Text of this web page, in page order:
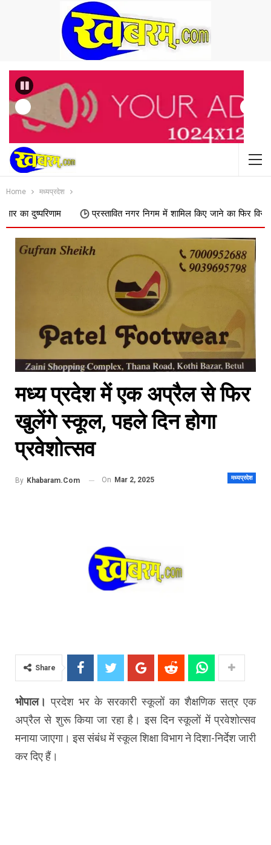
Previous
Home मध्यप्रदेश
प्रस्तावित नगर निगम में शामिल किए जाने का फिर विरोध, डोक्या पाढर
मध्य प्रदेश में एक अप्रैल से फिर
खुलेंगे स्कूल, पहले दिन होगा
प्रवेशोत्सव
मध्यप्रदेश
By Khabaram.Com On Mar 2, 2025
Share
भोपाल। प्रदेश भर के सरकारी स्कूलों का शैक्षणिक सत्र एक
अप्रैल से शुरू किया जा रहा है। इस दिन स्कूलों में प्रवेशोत्सव
मनाया जाएगा। इस संबंध में स्कूल शिक्षा विभाग ने दिशा-निर्देश जारी
कर दिए हैं।